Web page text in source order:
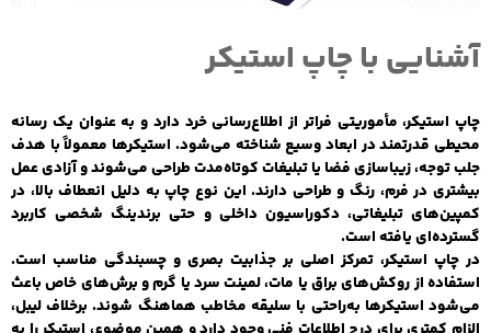
آشنایی با چاپ استیکر
چاپ استیکر، مأموریتی فراتر از اطلاع‌رسانی خرد دارد و به عنوان یک رسانه
محیطی قدرتمند در ابعاد وسیع شناخته می‌شود. استیکرها معمولاً با هدف
جلب توجه، زیباسازی فضا یا تبلیغات کوتاه‌مدت طراحی می‌شوند و آزادی عمل
بیشتری در فرم، رنگ و طراحی دارند. این نوع چاپ به دلیل انعطاف بالا، در
کمپین‌های تبلیغاتی، دکوراسیون داخلی و حتی برندینگ شخصی کاربرد
گسترده‌ای یافته است.
در چاپ استیکر، تمرکز اصلی بر جذابیت بصری و چسبندگی مناسب است.
استفاده از روکش‌های براق یا مات، لمینت سرد یا گرم و برش‌های خاص باعث
می‌شود استیکرها به‌راحتی با سلیقه مخاطب هماهنگ شوند. برخلاف لیبل،